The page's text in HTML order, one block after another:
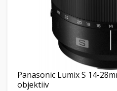
Panasonic Lumix S 14-
objektiiv